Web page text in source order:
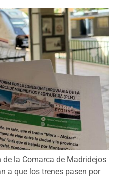
la Comarca de Madridejos
a que los trenes pasen por